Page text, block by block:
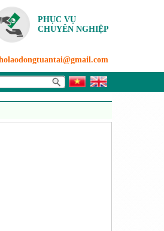
PHỤC VỤ
CHUYÊN NGHIỆP